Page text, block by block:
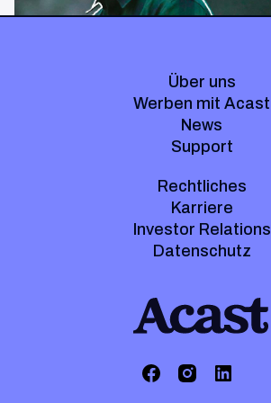
Über uns
Werben mit Acast
News
Support
Rechtliches
Karriere
Investor Relations
Datenschutz